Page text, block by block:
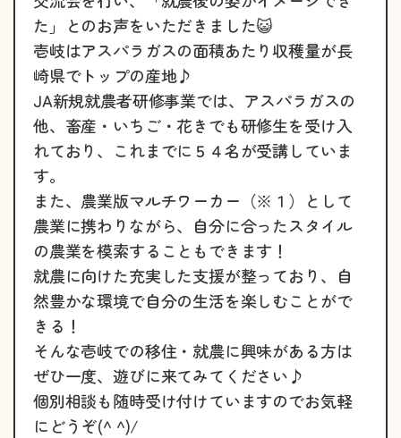
た」とのお声をいただきました😺
壱岐はアスパラガスの面積あたり収穫量が長
崎県でトップの産地♪
JA新規就農者研修事業では、アスパラガスの
他、畜産・いちご・花きでも研修生を受け入
れており、これまでに５４名が受講していま
す。
また、農業版マルチワーカー（※１）として
農業に携わりながら、自分に合ったスタイル
の農業を模索することもできます！
就農に向けた充実した支援が整っており、自
然豊かな環境で自分の生活を楽しむことがで
きる！
そんな壱岐での移住・就農に興味がある方は
ぜひ一度、遊びに来てみてください♪
個別相談も随時受け付けていますのでお気軽
にどうぞ(^ ^)/